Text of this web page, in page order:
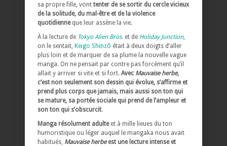
sa propre fille, vont tenter de se sortir du cercle vicieux
de la solitude, du mal-être et de la violence
quotidienneque leur assène la vie.
À la lecture de Tokyo Alien Bros. et de Holiday Junction,
on le sentait, Keigo Shinzô était à deux doigts d’aller
plus loin et de marquer de sa plume la nouvelle vague
manga. On ne pensait par contre pas forcément qu’il
allait y arriver si vite et si fort. Avec Mauvaise herbe,
c’est non seulement son dessin qui évolue, s’affirme et
prend plus corps que jamais, mais aussi son ton qui
se mature, sa portée sociale qui prend de l’ampleur et
son ton qui s’obscurcit.
Manga résolument adulteet à mille lieues du ton
humoristique ou léger auquel le mangaka nous avait
habitués, Mauvaise herbeest une lecture intense et